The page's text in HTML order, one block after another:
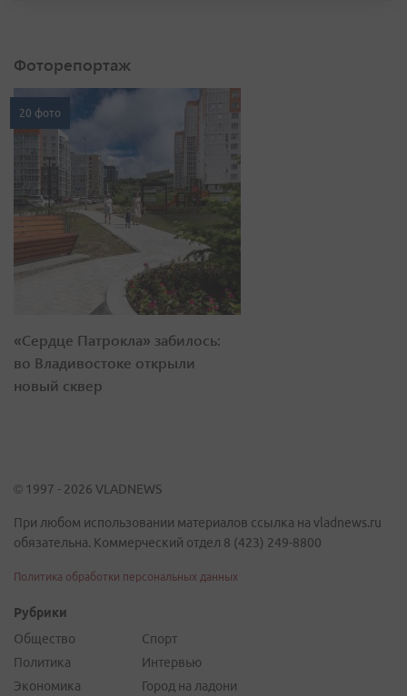
Фоторепортаж
20 фото
«Сердце Патрокла» забилось:
во Владивостоке открыли
новый сквер
© 1997 - 2026 VLADNEWS
При любом использовании материалов ссылка на vladnews.ru
обязательна. Коммерческий отдел 8 (423) 249-8800
Политика обработки персональных данных
Рубрики
Общество
Политика
Экономика
Спорт
Интервью
Город на ладони